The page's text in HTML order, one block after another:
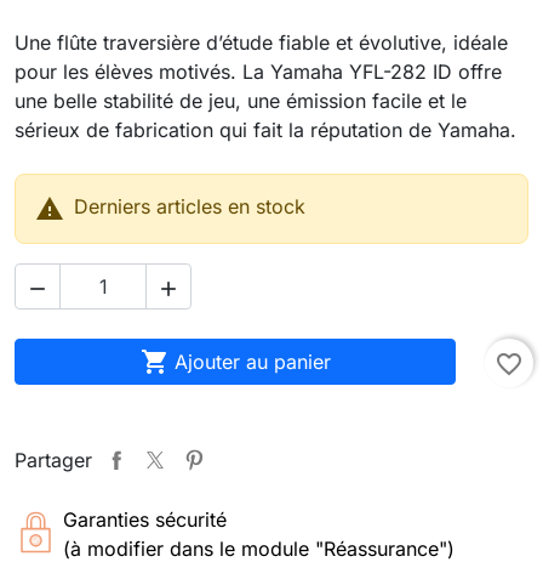
Une flûte traversière d’étude fiable et évolutive, idéale
pour les élèves motivés. La Yamaha YFL-282 ID offre
une belle stabilité de jeu, une émission facile et le
sérieux de fabrication qui fait la réputation de Yamaha.
 Derniers articles en stock
 
 Ajouter au panier favorite_border
Partager
Garanties sécurité
(à modifier dans le module "Réassurance")